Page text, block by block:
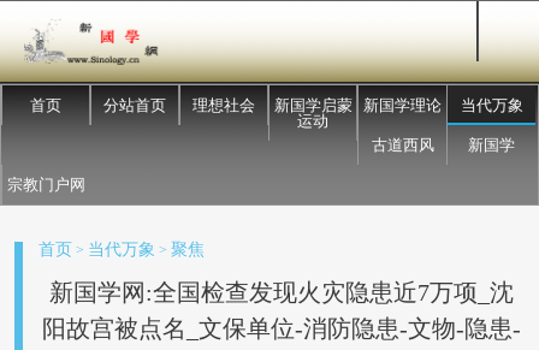
首页 分站首页 理想社会
新国学启蒙
运动
新国学理论 当代万象
古道西风 新国学
宗教门户网
首页 > 当代万象 > 聚焦
新国学网:全国检查发现火灾隐患近7万项_沈
阳故宫被点名_文保单位-消防隐患-文物-隐患-